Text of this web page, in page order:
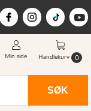
SØK
Min side Handlekurv 0